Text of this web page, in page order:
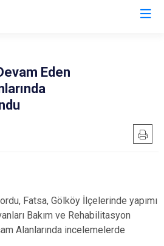
Eden
Fatsa, Gölköy İlçelerinde yapımı
Bakım ve Rehabilitasyon
Alanlarında incelemelerde